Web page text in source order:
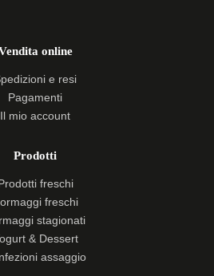
online
e resi
Pagamenti
Il mio account
Prodotti
freschi
freschi
stagionati
& Dessert
assaggio